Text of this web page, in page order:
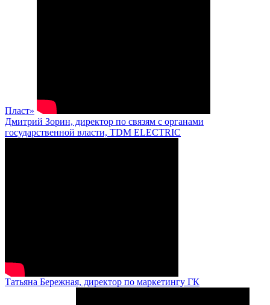
Пласт»
Дмитрий Зорин, директор по связям с органами
государственной власти, TDM ELECTRIC
Татьяна Бережная, директор по маркетингу ГК